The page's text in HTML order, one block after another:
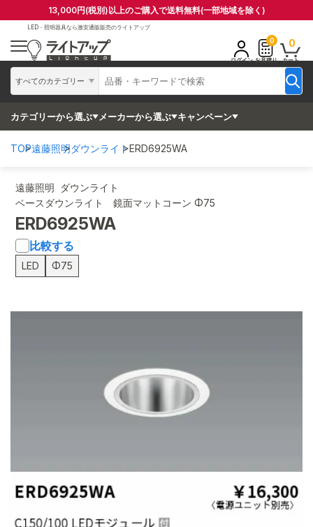
13,000円(税別)以上のご購入で送料無料(一部地域を除く)
LED・照明器具なら激安通販販売のライトアップ
すべてのカテゴリー
ログイン
0
お見積り
0
カート
カテゴリーから選ぶ メーカーから選ぶ キャンペーン
TOP遠藤照明ダウンライトERD6925WA
遠藤照明 ダウンライト
ベースダウンライト 鏡面マットコーン Φ75
ERD6925WA
比較する
LED Φ75